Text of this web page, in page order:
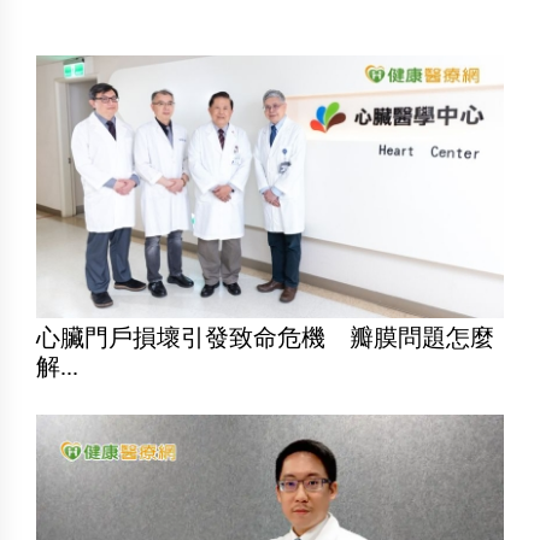
心臟門戶損壞引發致命危機 瓣膜問題怎麼
解...